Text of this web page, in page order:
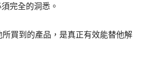
完全的洞悉。
買到的產品，是真正有效能替他解